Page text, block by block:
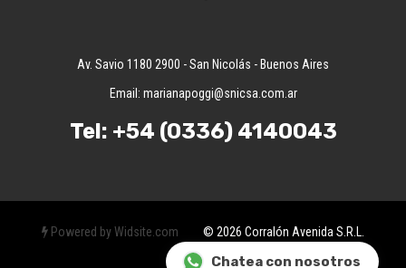
Av. Savio 1180 2900 - San Nicolás - Buenos Aires
Email: marianapoggi@snicsa.com.ar
Tel: +54 (0336) 4140043
Powered by Widsite.com © 2026 Corralón Avenida S.R.L.
Chatea con nosotros